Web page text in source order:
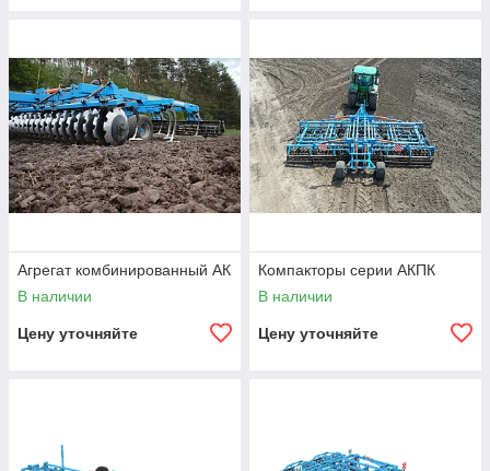
Агрегат комбинированный АК
В наличии
Цену уточняйте
Компакторы серии АКПК
В наличии
Цену уточняйте